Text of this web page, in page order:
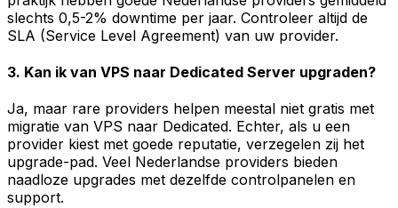
slechts 0,5-2% downtime per jaar. Controleer altijd de
SLA (Service Level Agreement) van uw provider.
3. Kan ik van VPS naar Dedicated Server upgraden?
Ja, maar rare providers helpen meestal niet gratis met
migratie van VPS naar Dedicated. Echter, als u een
provider kiest met goede reputatie, verzegelen zij het
upgrade-pad. Veel Nederlandse providers bieden
naadloze upgrades met dezelfde controlpanelen en
support.